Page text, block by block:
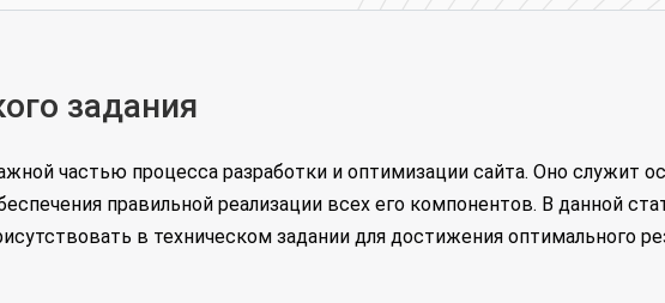
задания
частью процесса разработки и оптимизации сайта. Оно служит
правильной реализации всех его компонентов. В данной
в техническом задании для достижения оптимального